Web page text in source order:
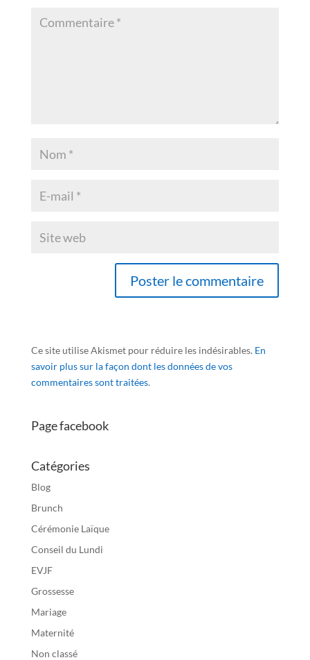
Ce site utilise Akismet pour réduire les indésirables. En
savoir plus sur la façon dont les données de vos
commentaires sont traitées.
Page facebook
Catégories
Blog
Brunch
Cérémonie Laïque
Conseil du Lundi
EVJF
Grossesse
Mariage
Maternité
Non classé